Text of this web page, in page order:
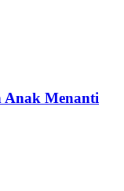
Anak Menanti